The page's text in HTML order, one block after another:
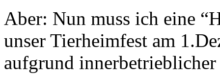
Aber: Nun muss ich eine
unser Tierheimfest am
aufgrund